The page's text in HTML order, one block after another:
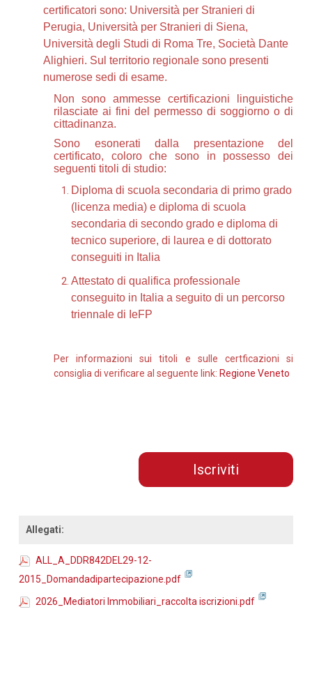
certificatori sono: Università per Stranieri di
Perugia, Università per Stranieri di Siena,
Università degli Studi di Roma Tre, Società Dante
Alighieri. Sul territorio regionale sono presenti
numerose sedi di esame.
Non sono ammesse certificazioni linguistiche
rilasciate ai fini del permesso di soggiorno o di
cittadinanza.
Sono esonerati dalla presentazione del
certificato, coloro che sono in possesso dei
seguenti titoli di studio:
Diploma di scuola secondaria di primo grado
(licenza media) e diploma di scuola
secondaria di secondo grado e diploma di
tecnico superiore, di laurea e di dottorato
conseguiti in Italia
Attestato di qualifica professionale
conseguito in Italia a seguito di un percorso
triennale di IeFP
Per informazioni sui titoli e sulle certficazioni si
consiglia di verificare al seguente link: Regione Veneto
Iscriviti
Allegati:
ALL_A_DDR842DEL29-12-
2015_Domandadipartecipazione.pdf
2026_Mediatori Immobiliari_raccolta iscrizioni.pdf